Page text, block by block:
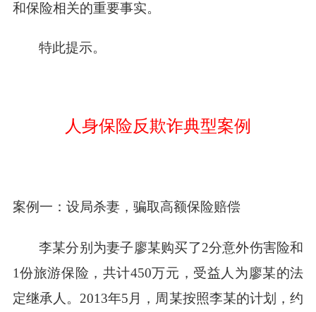
和保险相关的重要事实。
特此提示。
人身保险反欺诈典型案例
案例一：设局杀妻，骗取高额保险赔偿
李某分别为妻子廖某购买了2分意外伤害险和
1份旅游保险，共计450万元，受益人为廖某的法
定继承人。2013年5月，周某按照李某的计划，约